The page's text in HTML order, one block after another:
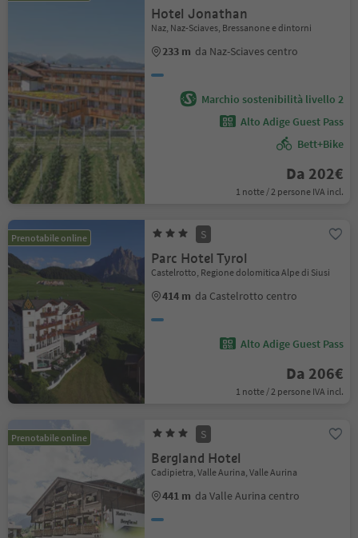
Hotel Jonathan
Naz, Naz-Sciaves, Bressanone e dintorni
233 m da Naz-Sciaves centro
Marchio sostenibilità livello 2
Alto Adige Guest Pass
Bett+Bike
Da 202€
1 notte / 2 persone IVA incl.
Prenotabile online S
Parc Hotel Tyrol
Castelrotto, Regione dolomitica Alpe di Siusi
414 m da Castelrotto centro
Alto Adige Guest Pass
Da 206€
1 notte / 2 persone IVA incl.
Prenotabile online S
Bergland Hotel
Cadipietra, Valle Aurina, Valle Aurina
441 m da Valle Aurina centro